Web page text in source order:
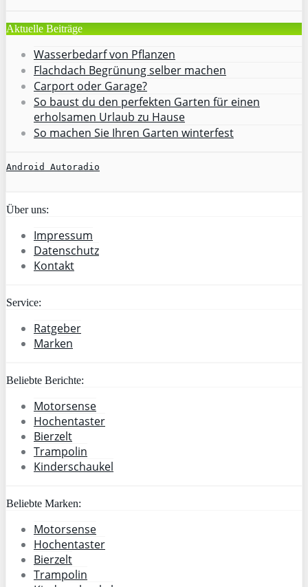
Aktuelle Beiträge
Wasserbedarf von Pflanzen
Flachdach Begrünung selber machen
Carport oder Garage?
So baust du den perfekten Garten für einen
erholsamen Urlaub zu Hause
So machen Sie Ihren Garten winterfest
Android Autoradio
Über uns:
Impressum
Datenschutz
Kontakt
Service:
Ratgeber
Marken
Beliebte Berichte:
Motorsense
Hochentaster
Bierzelt
Trampolin
Kinderschaukel
Beliebte Marken:
Motorsense
Hochentaster
Bierzelt
Trampolin